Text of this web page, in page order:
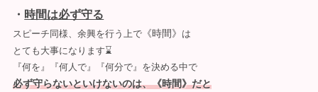
・ 時間は必ず守る
スピーチ同様、余興を行う上で 《時間》 は
とても大事になります⌛
『何を』『何人で』『何分で』を決める中で
必ず守らないといけないのは、《時間》だと